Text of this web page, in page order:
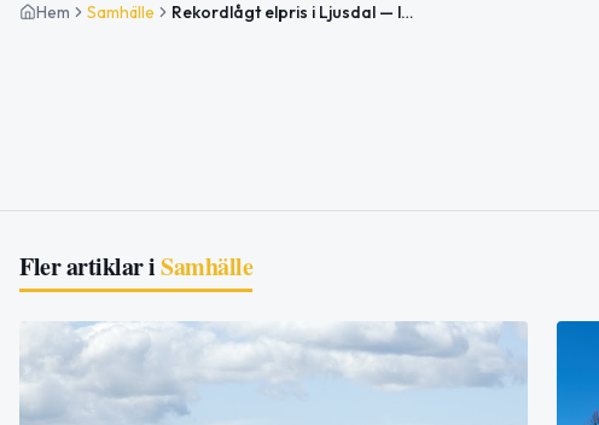
Hem Samhälle Rekordlågt elpris i Ljusdal — lägsta nivån i perioden
Fler artiklar iSamhälle